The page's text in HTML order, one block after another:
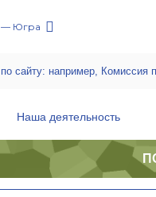
— Югра
Наша деятельность